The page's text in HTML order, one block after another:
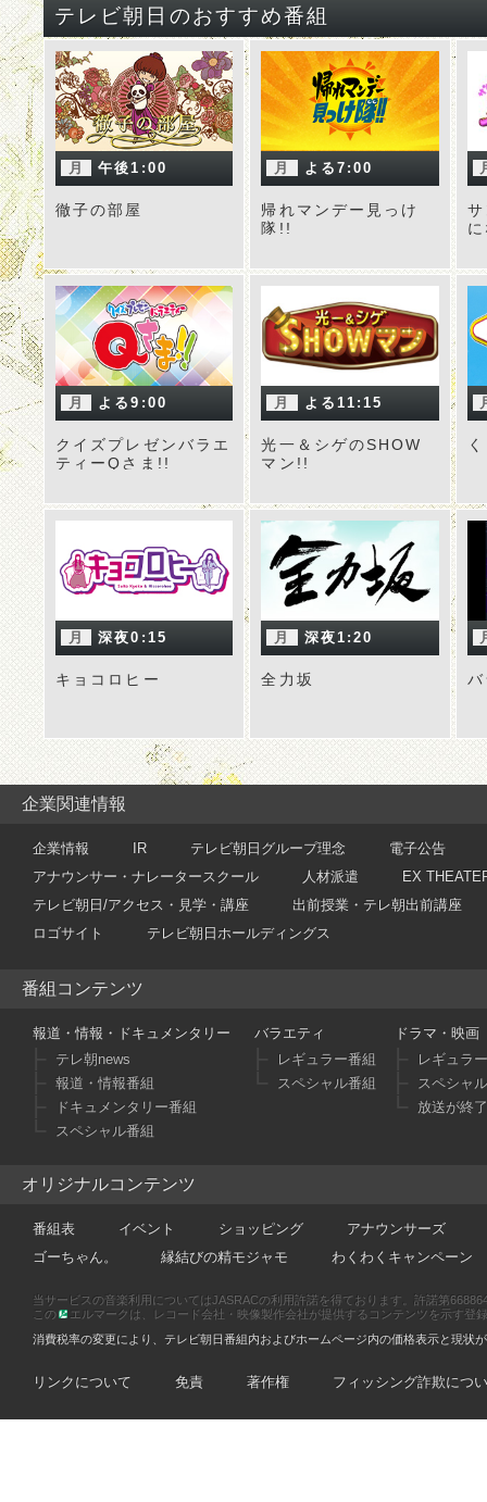
テレビ朝日のおすすめ番組
月 午後1:00
徹子の部屋
月 よる7:00
帰れマンデー見っけ
隊!!
月 よる9:00
クイズプレゼンバラエ
ティーQさま!!
月 よる11:15
光一＆シゲのSHOW
マン!!
月 深夜0:15
キョコロヒー
月 深夜1:20
全力坂
企業関連情報
企業情報 IR テレビ朝日グループ理念
電子公告
アナウンサー・ナレータースクール
人材派遣
EX
テレビ朝日/アクセス・見学・講座
出前授業・テレ朝出前講座
ロゴサイト
テレビ朝日ホールディングス
番組コンテンツ
報道・情報・ドキュメンタリー
テレ朝news
報道・情報番組
ドキュメンタリー番組
スペシャル番組
バラエティ
レギュラー番組
スペシャル番組
ドラマ・映画
レギュラ
スペシャ
放送が終
オリジナルコンテンツ
番組表 イベント ショッピング
アナウンサーズ
ゴーちゃん。
縁結びの精モジャモ わくわくキャンペーン
当サービスの音楽利用についてはJASRACの利用許諾を得ております。許諾第
この
エルマークは、レコード会社・映像製作会社が提供するコンテンツを示す登
消費税率の変更により、テレビ朝日番組内およびホームページ内の価格表示と現状
リンクについて 免責 著作権 フィッシング詐欺につ